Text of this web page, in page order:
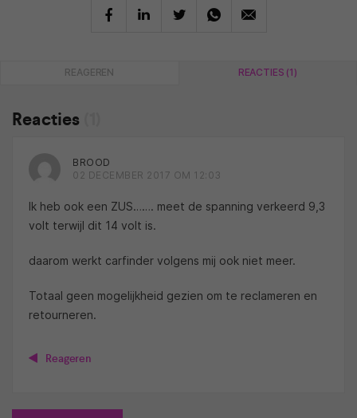
REAGEREN REACTIES (1)
Reacties
BROOD
02 DECEMBER 2017 OM 12:03
Ik heb ook een ZUS……. meet de spanning verkeerd 9,3
volt terwijl dit 14 volt is.
daarom werkt carfinder volgens mij ook niet meer.
Totaal geen mogelijkheid gezien om te reclameren en
retourneren.
Reageren